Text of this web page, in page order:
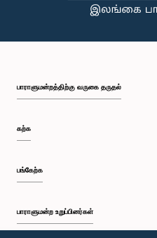
பாராளுமன்றத்திற்கு வருகை தருதல்
கற்க
பங்கேற்க
பாராளுமன்ற உறுப்பினர்கள்